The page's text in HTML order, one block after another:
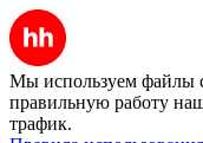
Мы используем файлы
правильную работу
трафик.